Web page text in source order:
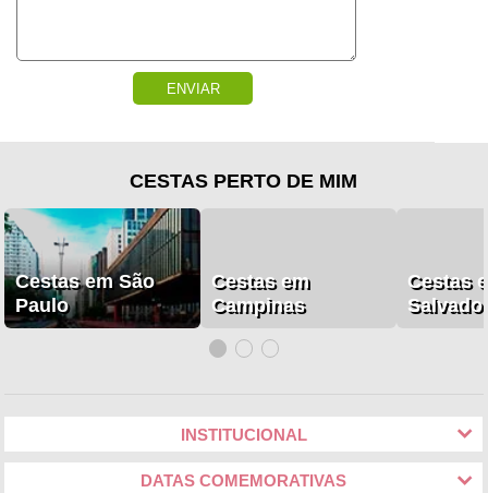
ENVIAR
CESTAS PERTO DE MIM
Cestas em São
Paulo
Cestas em
Campinas
Cestas
INSTITUCIONAL
DATAS COMEMORATIVAS